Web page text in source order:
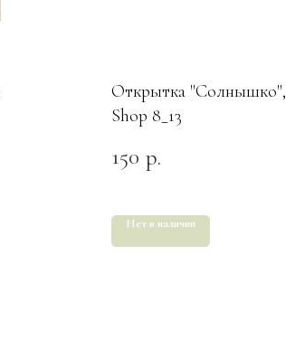
Открытка "Солнышко",
Shop 8_13
150 р.
Нет в наличии